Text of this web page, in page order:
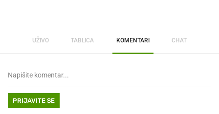
UŽIVO TABLICA KOMENTARI CHAT
PRIJAVITE SE